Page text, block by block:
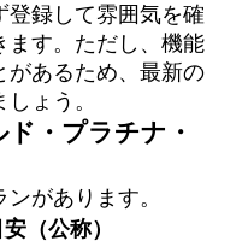
登録して雰囲気を確
ます。ただし、機能
があるため、最新の
ょう。
・プラチナ・
があります。
（公称）